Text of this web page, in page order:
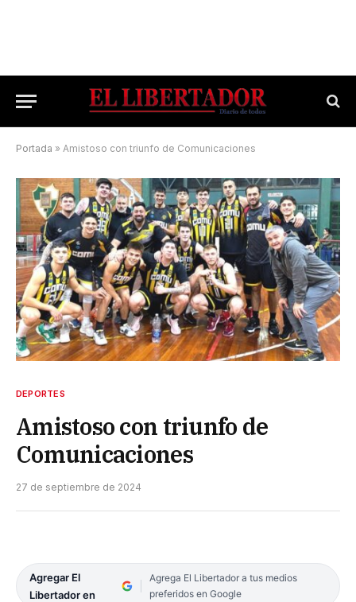
Portada » Amistoso con triunfo de Comunicaciones
DEPORTES
Amistoso con triunfo de
Comunicaciones
27 de septiembre de 2024
Agregar El
Libertador en
Agrega El Libertador a tus medios
preferidos en Google